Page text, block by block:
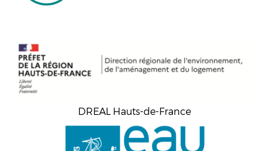
DREAL Hauts-de-France